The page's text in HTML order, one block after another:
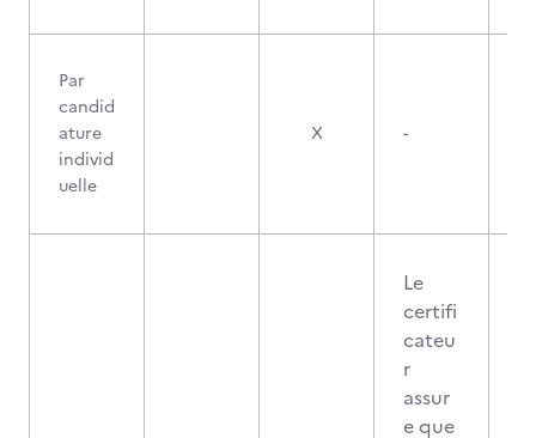
Par
candid
ature
individ
uelle
X -
Le
certifi
cateu
r
assur
e que